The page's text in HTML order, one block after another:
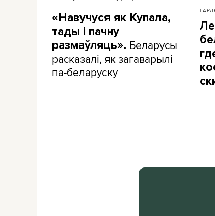
«Навучуся як Купала,
тады і пачну
размаўляць». Беларусы
расказалі, як загаварылі
па-беларуску